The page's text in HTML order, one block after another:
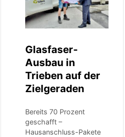
Glasfaser-
Ausbau in
Trieben auf der
Zielgeraden
Bereits 70 Prozent
geschafft –
Hausanschluss-Pakete